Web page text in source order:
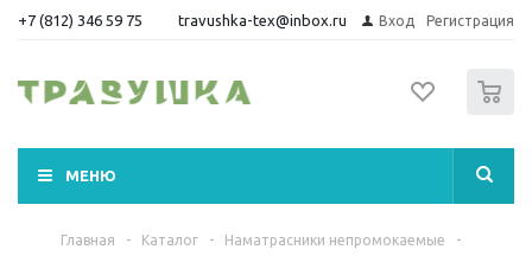
+7 (812) 346 59 75 travushka-tex@inbox.ru Вход Регистрация
МЕНЮ
Главная - Каталог - Наматрасники непромокаемые
-